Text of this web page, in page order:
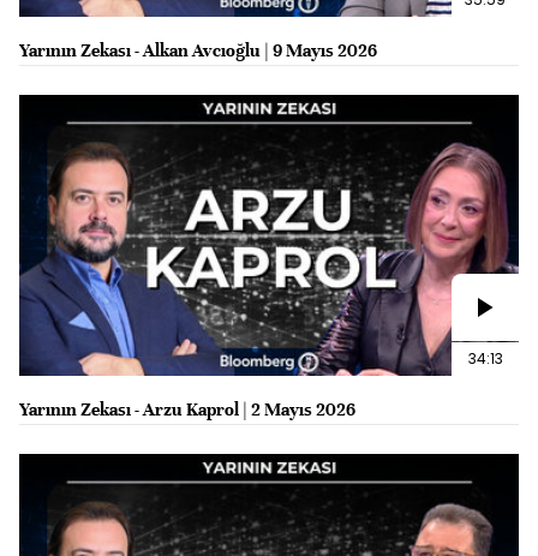
Yarının Zekası - Alkan Avcıoğlu | 9 Mayıs 2026
34:13
Yarının Zekası - Arzu Kaprol | 2 Mayıs 2026